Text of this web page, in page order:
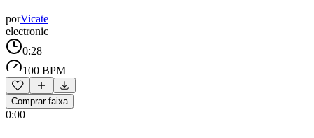
porVicate
electronic
0:28
100 BPM
Comprar faixa
0:00